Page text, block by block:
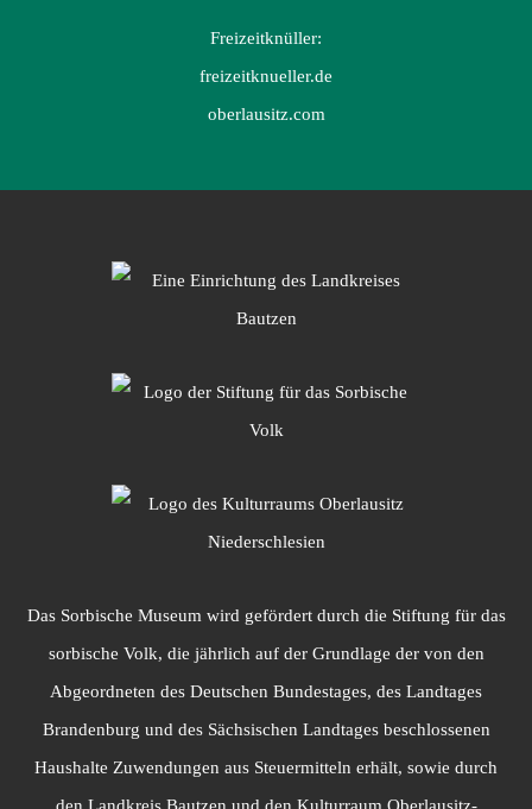
Freizeitknüller:
freizeitknueller.de
oberlausitz.com
Das Sorbische Museum wird gefördert durch die Stiftung für das
sorbische Volk, die jährlich auf der Grundlage der von den
Abgeordneten des Deutschen Bundestages, des Landtages
Brandenburg und des Sächsischen Landtages beschlossenen
Haushalte Zuwendungen aus Steuermitteln erhält, sowie durch
den Landkreis Bautzen und den Kulturraum Oberlausitz-